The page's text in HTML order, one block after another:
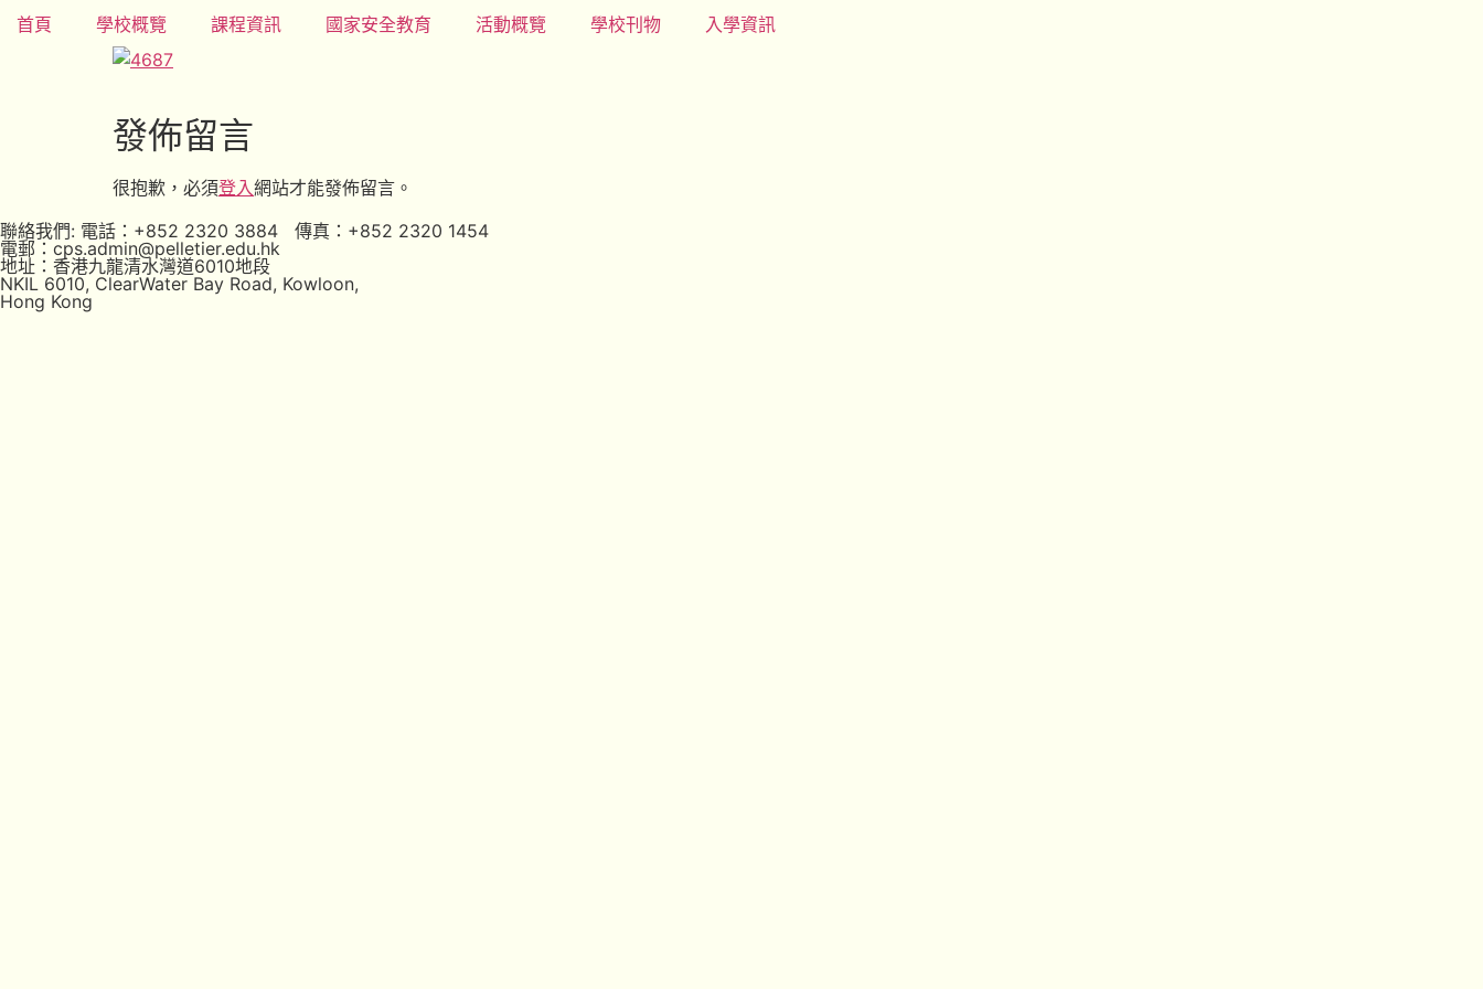
首頁 學校概覽 課程資訊 國家安全教育 活動概覽 學校刊物 入學資訊
發佈留言
很抱歉，必須登入網站才能發佈留言。
聯絡我們: 電話：+852 2320 3884 傳真：+852 2320 1454
電郵：cps.admin@pelletier.edu.hk
地址：香港九龍清水灣道6010地段
NKIL 6010, ClearWater Bay Road, Kowloon,
Hong Kong